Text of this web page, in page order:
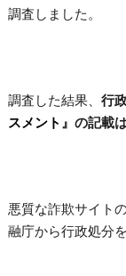
調査しました。
調査した結果、 行
スメント 』の記載
悪質な詐欺サイト
融庁から行政処分